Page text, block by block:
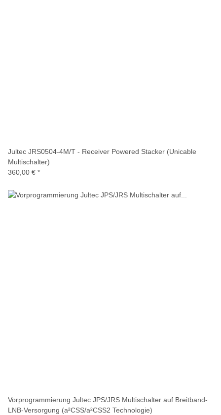
Jultec JRS0504-4M/T - Receiver Powered Stacker (Unicable
Multischalter)
360,00 € *
Vorprogrammierung Jultec JPS/JRS Multischalter auf Breitband-
LNB-Versorgung (a²CSS/a²CSS2 Technologie)